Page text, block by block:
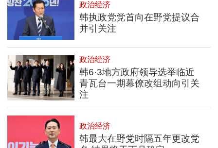
政治经济
韩执政党党首向在野党提议合
并引关注
政治经济
韩6·3地方政府领导选举临近
青瓦台一期幕僚改组动向引关
注
政治经济
韩最大在野党时隔五年更改党